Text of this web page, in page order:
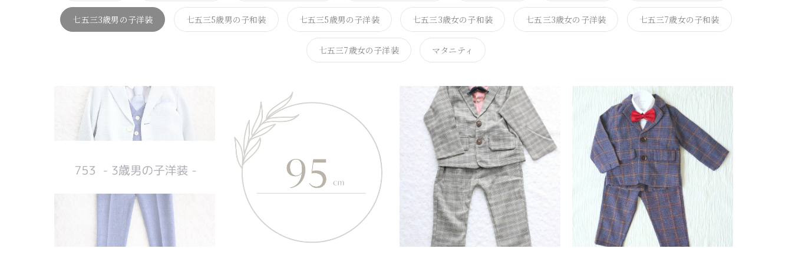
七五三3歳男の子洋装 七五三5歳男の子和装 七五三5歳男の子洋装 七五三3歳女の子和装 七五三3歳女の子洋装 七五三7歳女の子和装
七五三7歳女の子洋装 マタニティ